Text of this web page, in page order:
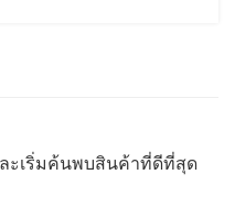
ะเริ่มค้นพบสินค้าที่ดีที่สุด